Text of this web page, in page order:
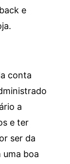
e
conta
a
e ter
ser da
uma boa